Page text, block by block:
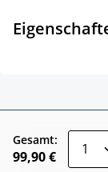
Gesamt:
99,90 €